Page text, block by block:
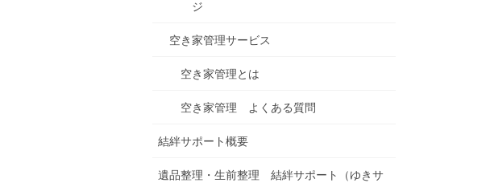
ジ
空き家管理サービス
空き家管理とは
空き家管理 よくある質問
結絆サポート概要
遺品整理・生前整理 結絆サポート（ゆきサ